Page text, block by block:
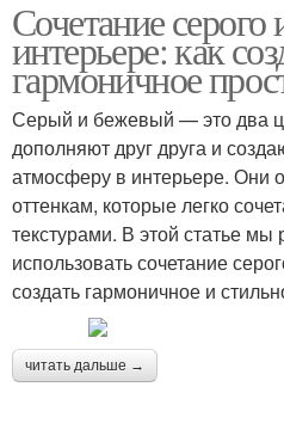
Сочетание серого
интерьере: как
гармоничное
Серый и бежевый — это два
дополняют друг друга и
атмосферу в интерьере. Они
оттенкам, которые легко
текстурами. В этой статье
использовать сочетание
создать гармоничное и
читать дальше →